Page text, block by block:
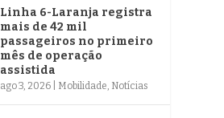
Linha 6-Laranja registra
mais de 42 mil
passageiros no primeiro
mês de operação
assistida
ago 3, 2026 Mobilidade, Notícias